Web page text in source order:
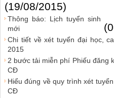
(19/08/2015)
Thông báo: Lịch tuyển sinh
mới
Chi tiết về xét tuyển đại học,
2015
2 bước tải miễn phí Phiếu đăng
CĐ
Hiểu đúng về quy trình xét
CĐ